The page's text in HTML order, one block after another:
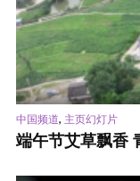
中国频道, 主页幻灯片
端午节艾草飘香